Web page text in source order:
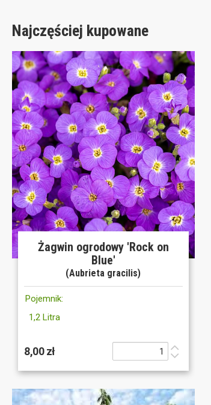
Najczęściej kupowane
Żagwin ogrodowy 'Rock on
Blue'
(Aubrieta gracilis)
Pojemnik:
1,2 Litra
8,00 zł